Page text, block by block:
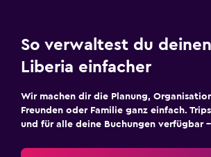
So verwaltest du
Liberia einfacher
Wir machen dir die Planung,
Freunden oder Familie ganz einfach.
und für alle deine Buchungen verfügbar